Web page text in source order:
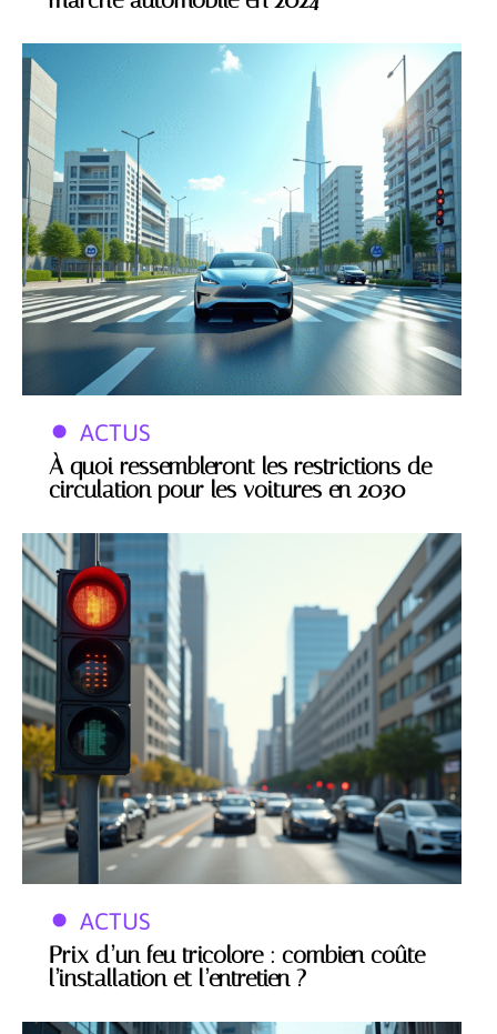
ACTUS
À quoi ressembleront les restrictions de
circulation pour les voitures en 2030
ACTUS
Prix d’un feu tricolore : combien coûte
l’installation et l’entretien ?